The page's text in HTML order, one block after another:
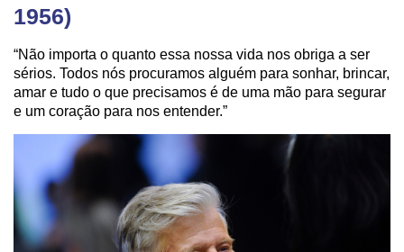
1956)
“Não importa o quanto essa nossa vida nos obriga a ser
sérios. Todos nós procuramos alguém para sonhar, brincar,
amar e tudo o que precisamos é de uma mão para segurar
e um coração para nos entender.”